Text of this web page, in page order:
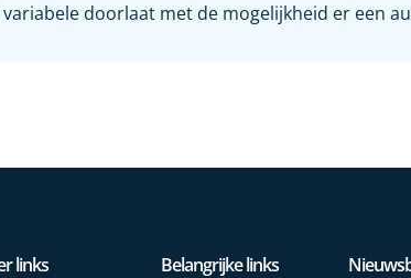
doorlaat met de mogelijkheid er een
links
Belangrijke links